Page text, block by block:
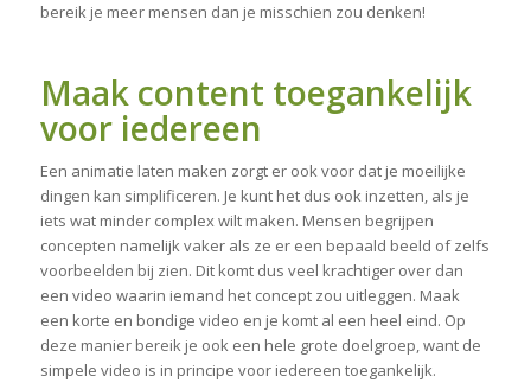
bereik je meer mensen dan je misschien zou denken!
Maak content toegankelijk
voor iedereen
Een animatie laten maken zorgt er ook voor dat je moeilijke
dingen kan simplificeren. Je kunt het dus ook inzetten, als je
iets wat minder complex wilt maken. Mensen begrijpen
concepten namelijk vaker als ze er een bepaald beeld of zelfs
voorbeelden bij zien. Dit komt dus veel krachtiger over dan
een video waarin iemand het concept zou uitleggen. Maak
een korte en bondige video en je komt al een heel eind. Op
deze manier bereik je ook een hele grote doelgroep, want de
simpele video is in principe voor iedereen toegankelijk.